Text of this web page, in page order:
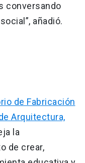
conversando
añadió.
de Fabricación
Arquitectura,
la
de crear,